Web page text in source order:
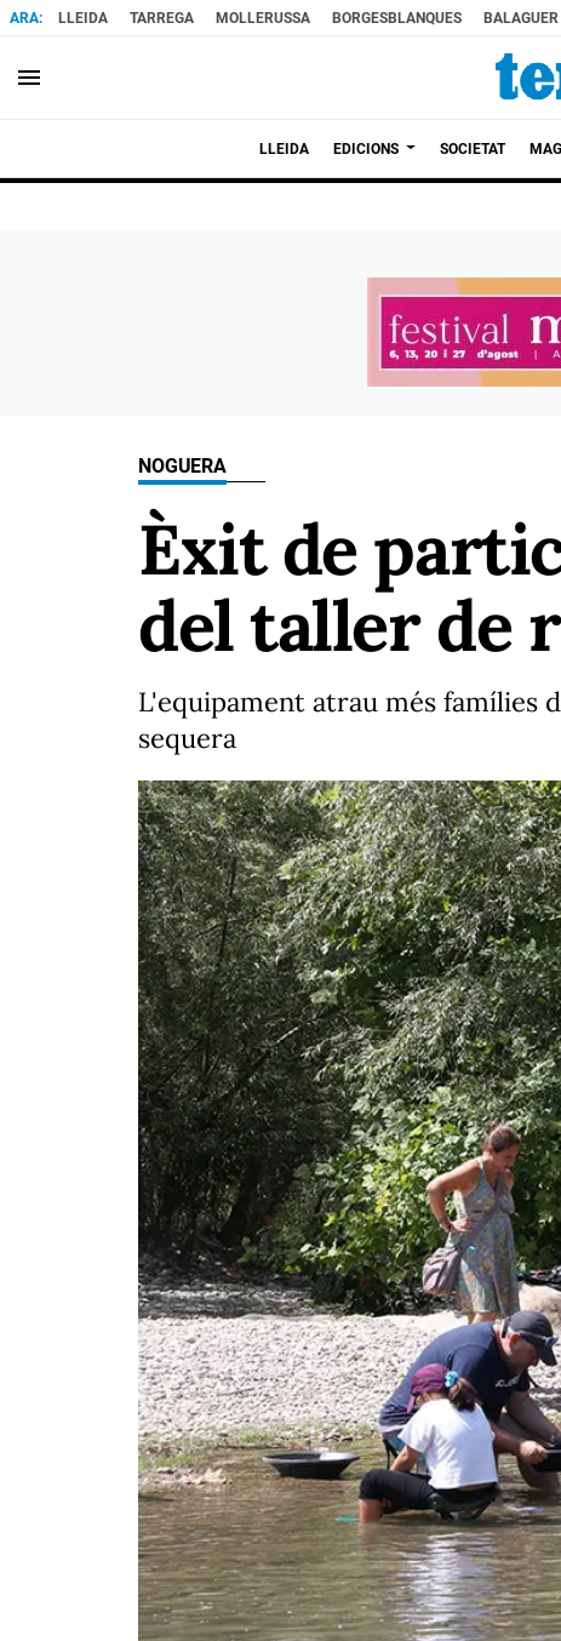
LLEIDA TARREGA MOLLERUSSA BORGESBLANQUES BALAGUER
menu
LLEIDA EDICIONS SOCIETAT
NOGUERA
Èxit de
del taller de
L'equipament atrau més famílies
sequera